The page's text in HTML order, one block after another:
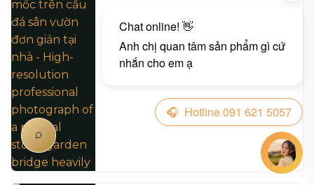
Hướng dẫn cách xử lý rêu mốc trên cầu đá
sân vườn đơn giản tại nhà